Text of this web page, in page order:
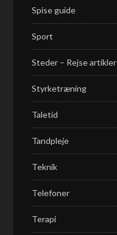
Spise guide
Sport
Steder – Rejse artikler
Styrketræning
Taletid
Tandpleje
Teknik
Telefoner
Terapi